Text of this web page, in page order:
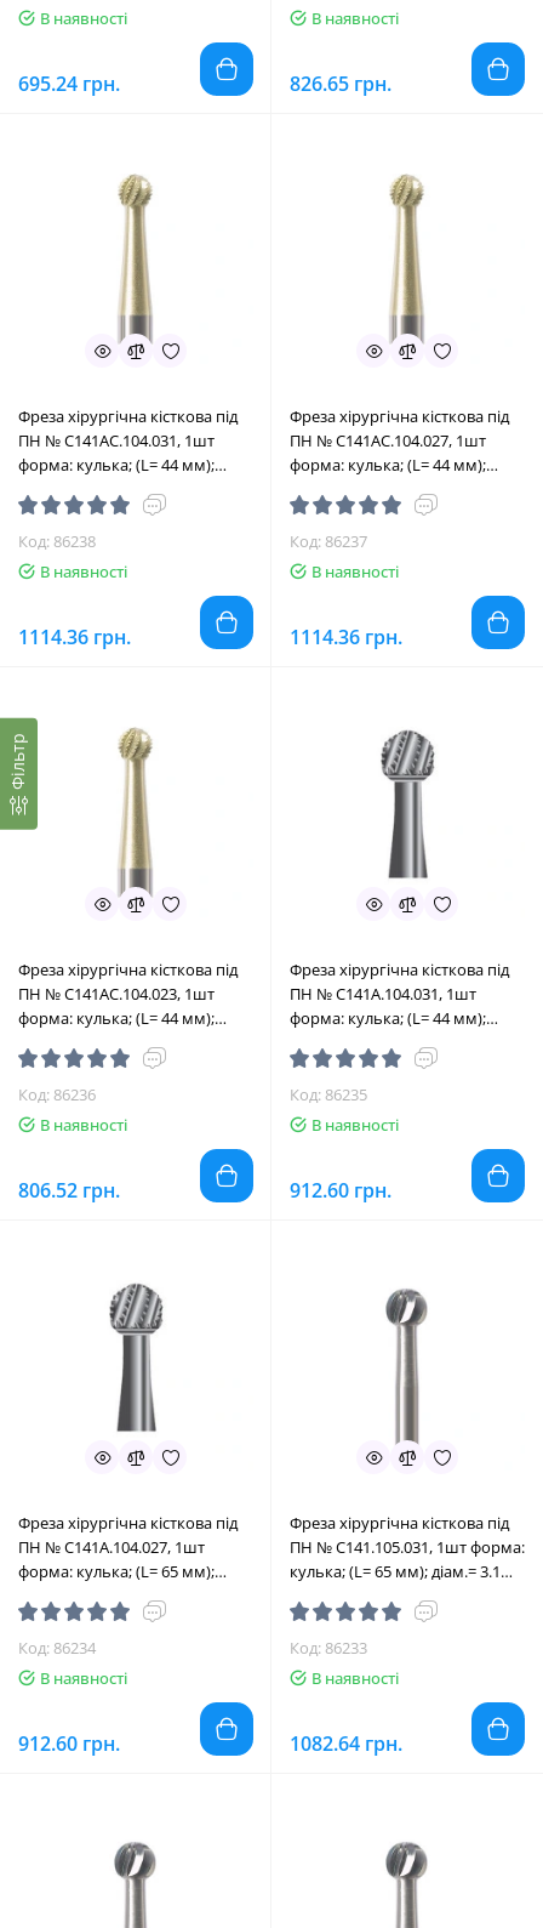
Фільтр
В наявності
695.24 грн.
В наявності
826.65 грн.
Фреза хірургічна кісткова під
ПН № C141AC.104.031, 1шт
форма: кулька; (L= 44 мм);
діам.= 3.1 мм; роб.част.= 3.1 мм
(Edenta/Едента)
Код: 86238
В наявності
1114.36 грн.
Фреза хірургічна кісткова під
ПН № C141AC.104.027, 1шт
форма: кулька; (L= 44 мм);
діам.= 2.7 мм; роб.част.= 2.7 мм
(Edenta/Едента)
Код: 86237
В наявності
1114.36 грн.
Фреза хірургічна кісткова під
ПН № C141AC.104.023, 1шт
форма: кулька; (L= 44 мм);
діам.= 2.3 мм; роб.част.= 2.3 мм
(Edenta/Едента)
Код: 86236
В наявності
806.52 грн.
Фреза хірургічна кісткова під
ПН № C141A.104.031, 1шт
форма: кулька; (L= 44 мм);
діам.= 3.1 мм; роб.част.= 3.1 мм
(Edenta/Едента)
Код: 86235
В наявності
912.60 грн.
Фреза хірургічна кісткова під
ПН № C141A.104.027, 1шт
форма: кулька; (L= 65 мм);
діам.= 2.7 мм; роб.част.= 2.7 мм
(Edenta/Едента)
Код: 86234
В наявності
912.60 грн.
Фреза хірургічна кісткова під
ПН № C141.105.031, 1шт форма:
кулька; (L= 65 мм); діам.= 3.1
мм; роб.част.= 3.1 мм (Edenta/
Едента)
Код: 86233
В наявності
1082.64 грн.